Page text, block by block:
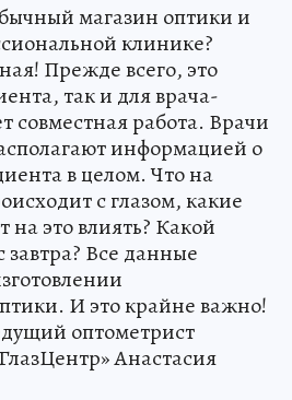
магазин оптики и
клинике?
Прежде всего, это
так и для врача-
совместная работа. Врачи
информацией о
в целом. Что на
с глазом, какие
на это влиять? Какой
Все данные
И это крайне важно!
оптометрист
Анастасия